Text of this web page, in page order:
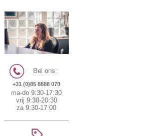
Bel ons:
+31 (0)85 8888 070
ma-do 9:30-17:30
vrij 9:30-20:30
za 9:30-17:00